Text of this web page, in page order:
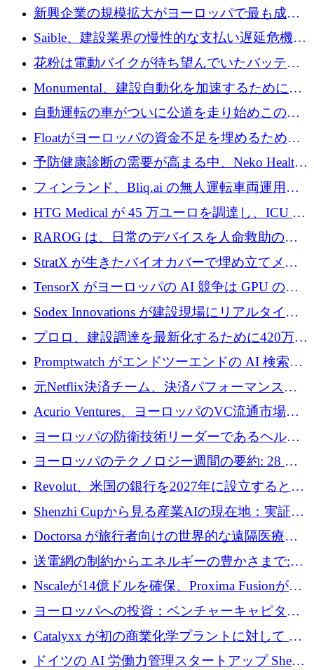
後、アムステルダムに根を張る
新興企業の規模拡大がヨーロッパで最も成功
した創業者を生み出す、アントラー氏が発見
Saible、建設業界の慢性的な支払い遅延危機に
対処するために 290 万ポンドを調達
花粉は電動バイクが待ち望んでいたバッテリ
ー交換ネットワークを構築している
Monumental、建設自動化を加速するためにシ
リーズ B で 3,200 万ドルを確保
自動運転の車がついに公道を走り始めこの国
が世界をリードしようとしている
Floatがヨーロッパの資金不足を埋めるために
シリーズAで450万ユーロを調達
予防健康診断の需要が高まる中、Neko Health
が 7 億ドルを調達
フィンランド、Bliq.ai の無人運転車両運用を
認可
HTG Medical が 45 万ユーロを調達し、ICU の
尿モニタリングを自動化するための MDR 認
証を獲得
RAROG は、日常のデバイスを人命救助の救
助ビーコンに変えるために 16 万 2,000 ユーロ
StratX が生きたバイオカバーで埋め立てメタ
ン対策に 119 万ドルを調達
TensorX がヨーロッパの AI 競争は GPU の所
有者によって決まると考える理由
Sodex Innovations が建設現場にリアルタイム
のインテリジェンスをもたらすために 400 万
ユーロを確保
プロロ、建設調達を最新化するために420万ポ
ンドを調達
Promptwatch がエンドツーエンドの AI 検索最
適化プラットフォームを拡張するために 600
万ユーロを調達
元Netflix決済チーム、決済パフォーマンスプ
ラットフォームNopanのためにこれまでに720
万ユーロを調達
Acurio Ventures、ヨーロッパのVC流通市場の
流動性を解放するために1億1,500万ユーロの
ファンドを立ち上げる
ヨーロッパの防衛技術リーダーであるヘルシ
ングは、180億ドルの評価額で18億ドルのシリ
ヨーロッパのテクノロジー週間の要約: 28 億
ユーロを超える 70 以上のテクノロジー資金調
Revolut、米国の銀行を2027年に設立すると米
国の社長が語る
Shenzhi Cupから見る産業AIの現在地：実証と
産業実装への道筋
Doctorsa が旅行者向けの世界的な遠隔医療プ
ラットフォームを拡大するために 100 万ユー
ロを調達
送電網の制約からエネルギーの豊かさまで:
Envision の Gobi X がヨーロッパの AI の未来
Nscaleが14億ドルを確保、Proxima Fusionが4
億1,100万ユーロを獲得、Invest EuropeはVCの
ヨーロッパへの投資：ベンチャーキャピタル
が過去2番目に高い水準に到達
Catalyxx が初の商業化学プラントに対して EU
から 2,000 万ユーロ以上の支援を獲得
ドイツの AI 労働力管理スタートアップ Sherpa